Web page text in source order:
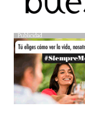
Publicidad